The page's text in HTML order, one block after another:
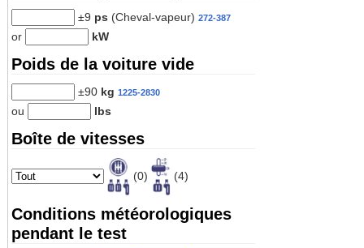
±9 ps (Cheval-vapeur) 272-387
or kW
Poids de la voiture vide
±90 kg 1225-2830
ou lbs
Boîte de vitesses
(0) (4)
Conditions météorologiques
pendant le test